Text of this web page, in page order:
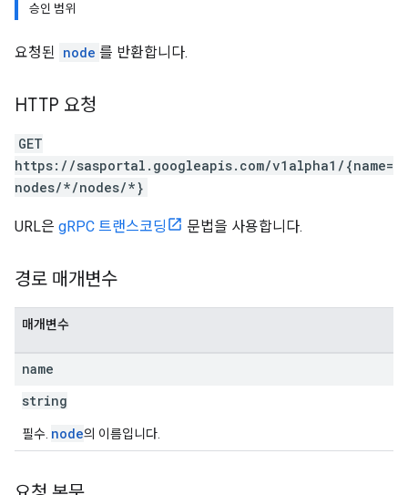
승인 범위
요청된 node 를 반환합니다.
HTTP 요청
GET
https://sasportal.googleapis.com/v1alpha1/{name=
nodes/*/nodes/*}
URL은 gRPC 트랜스코딩 문법을 사용합니다.
경로 매개변수
매개변수
name
string
필수. node의 이름입니다.